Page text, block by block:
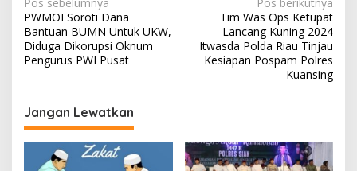
N
a
v
a
s
PWMOI Soroti Dana
Bantuan BUMN Untuk UKW,
Diduga Dikorupsi Oknum
Pengurus PWI Pusat
Tim Was Ops Ketupat
Lancang Kuning 2024
Itwasda Polda Riau Tinjau
Kesiapan Pospam Polres
Kuansing
Jangan Lewatkan